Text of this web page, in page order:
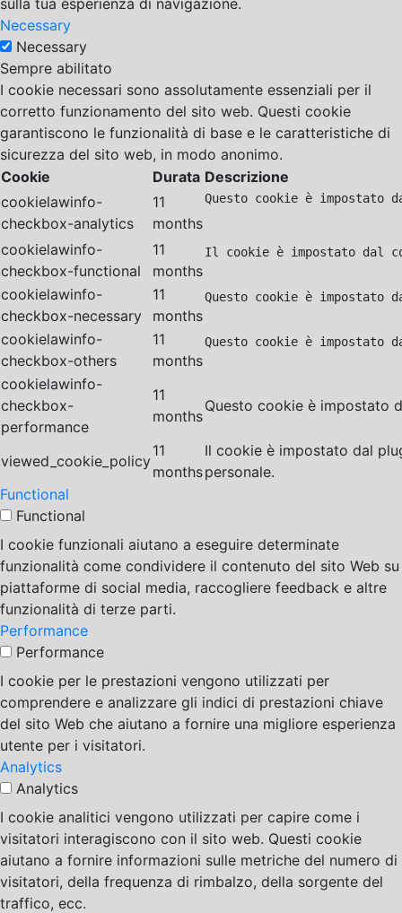
sulla tua esperienza di navigazione.
Necessary
Necessary
Sempre abilitato
I cookie necessari sono assolutamente essenziali per il
corretto funzionamento del sito web. Questi cookie
garantiscono le funzionalità di base e le caratteristiche di
sicurezza del sito web, in modo anonimo.
Cookie
Durata Descrizione
cookielawinfo-
checkbox-analytics
11
months
Questo cookie è
cookielawinfo-
checkbox-functional
11
months
Il cookie è impostato dal
cookielawinfo-
checkbox-necessary
11
months
Questo cookie è impostato
cookielawinfo-
checkbox-others
11
months
Questo cookie è
cookielawinfo-
checkbox-
performance
11
months
Questo cookie è impostato
viewed_cookie_policy
11
months
Il cookie è impostato dal
personale.
Functional
Functional
I cookie funzionali aiutano a eseguire determinate
funzionalità come condividere il contenuto del sito Web su
piattaforme di social media, raccogliere feedback e altre
funzionalità di terze parti.
Performance
Performance
I cookie per le prestazioni vengono utilizzati per
comprendere e analizzare gli indici di prestazioni chiave
del sito Web che aiutano a fornire una migliore esperienza
utente per i visitatori.
Analytics
Analytics
I cookie analitici vengono utilizzati per capire come i
visitatori interagiscono con il sito web. Questi cookie
aiutano a fornire informazioni sulle metriche del numero di
visitatori, della frequenza di rimbalzo, della sorgente del
traffico, ecc.